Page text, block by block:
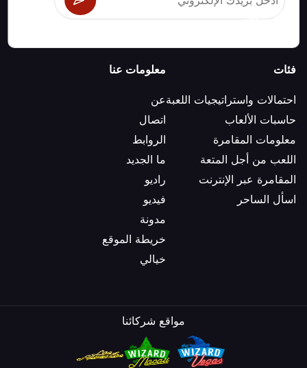
فئات
احتمالات واستراتيجيات اللعبة
حاسبات الألعاب
معلومات المقامرة
اللعب من أجل المتعة
المقامرة عبر الإنترنت
اسأل الساحر
معلومات عنا
عن
اتصال
الروابط
ما الجديد
راديو
فيديو
مدونة
خريطة الموقع
خيالي
مواقع شركائنا